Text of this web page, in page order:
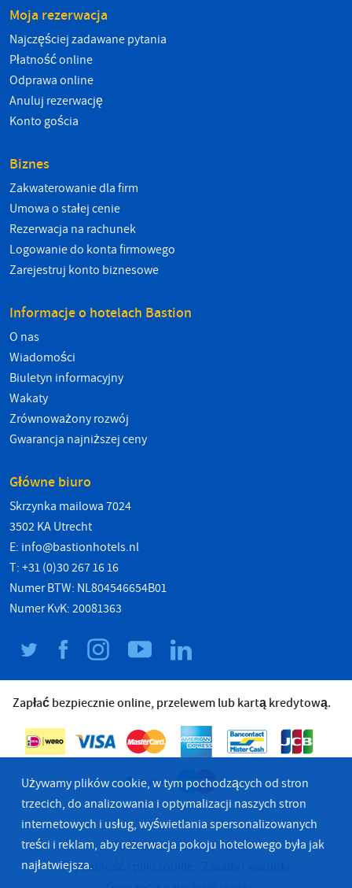
Moja rezerwacja
Najczęściej zadawane pytania
Płatność online
Odprawa online
Anuluj rezerwację
Konto gościa
Biznes
Zakwaterowanie dla firm
Umowa o stałej cenie
Rezerwacja na rachunek
Logowanie do konta firmowego
Zarejestruj konto biznesowe
Informacje o hotelach Bastion
O nas
Wiadomości
Biuletyn informacyjny
Wakaty
Zrównoważony rozwój
Gwarancja najniższej ceny
Główne biuro
Skrzynka mailowa 7024
3502 KA Utrecht
E: info@bastionhotels.nl
T: +31 (0)30 267 16 16
Numer BTW: NL804546654B01
Numer KvK: 20081363
Zapłać bezpiecznie online, przelewem lub kartą kredytową.
© 2026 Grupa Bastion Hotels
Prywatność i pliki cookie
Używamy plików cookie, w tym pochodzących od stron
trzecich, do analizowania i optymalizacji naszych stron
internetowych i usług, wyświetlania spersonalizowanych
treści i reklam, aby rezerwacja pokoju hotelowego była jak
najłatwiejsza.